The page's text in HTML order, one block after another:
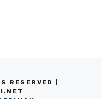
RESERVED |